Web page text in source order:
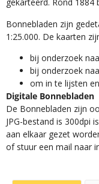
Bonnebladen zijn
1:25.000. De kaarten
​bij onderzoek
bij onderzoek
om in te lijsten
Digitale Bonnebladen
De Bonnebladen zijn
JPG-bestand is 300dpi
aan elkaar gezet
of stuur een mail naar